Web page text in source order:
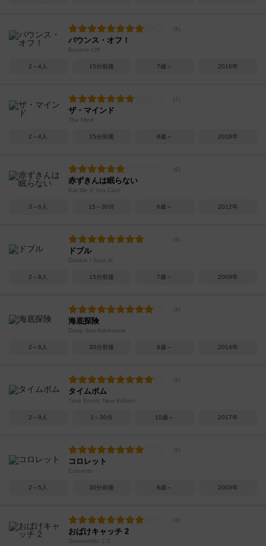
バウンス・オフ！
Bounce-Off
2～4人 15分前後 7歳～ 2016年
ザ・マインド
The Mind
2～4人 15分前後 8歳～ 2018年
赤ずきんは眠らない
Eat Me If You Can!
3～6人 15～30分 6歳～ 2012年
ドブル
Dobble / Spot it!
2～8人 15分前後 7歳～ 2009年
海底探険
Deep Sea Adventure
2～6人 30分前後 8歳～ 2014年
タイムボム
Time Bomb: New Edition
2～8人 1～30分 10歳～ 2017年
コロレット
Coloretto
2～5人 30分前後 8歳～ 2003年
おばけキャッチ 2
Geistesblitz 2.0